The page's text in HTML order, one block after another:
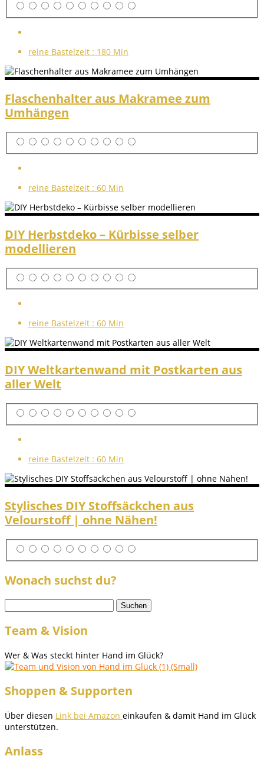
reine Bastelzeit : 180 Min
Flaschenhalter aus Makramee zum
Umhängen
reine Bastelzeit : 60 Min
DIY Herbstdeko – Kürbisse selber
modellieren
reine Bastelzeit : 60 Min
DIY Weltkartenwand mit Postkarten aus
aller Welt
reine Bastelzeit : 60 Min
Stylisches DIY Stoffsäckchen aus
Velourstoff | ohne Nähen!
Wonach suchst du?
nach:
Team & Vision
Wer & Was steckt hinter Hand im Glück?
Shoppen & Supporten
Über diesen Link bei Amazon einkaufen & damit Hand im Glück
unterstützen.
Anlass